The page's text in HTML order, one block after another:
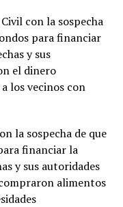
con la sospecha
para financiar
y sus
el dinero
los vecinos con
la sospecha de que
financiar la
y sus autoridades
alimentos